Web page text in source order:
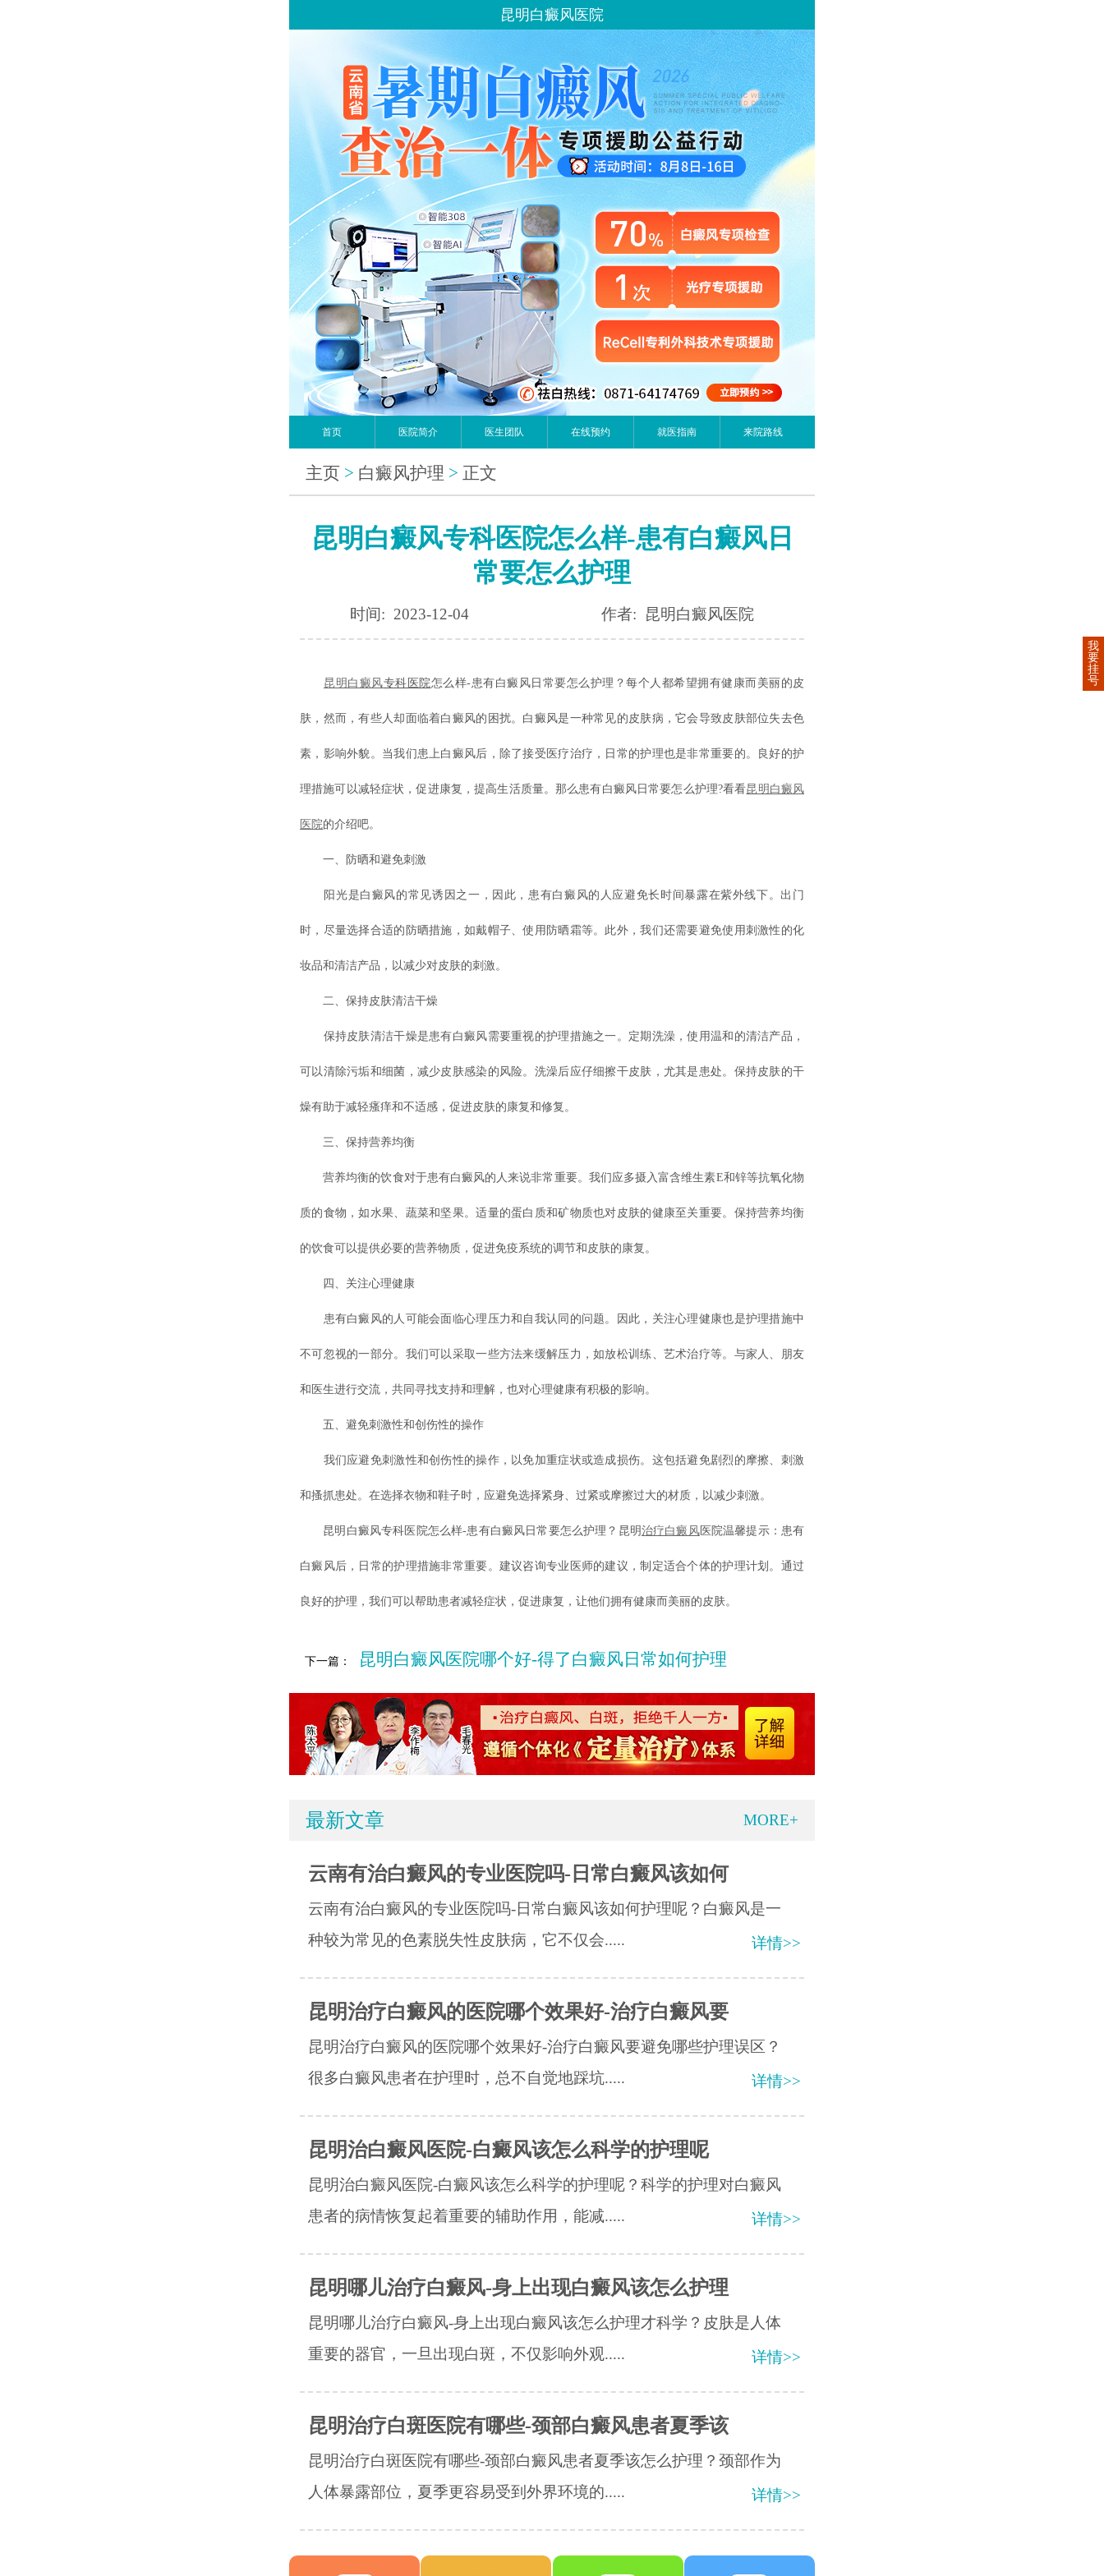
昆明白癜风医院
首页 医院简介 医生团队 在线预约 就医指南 来院路线
主页 > 白癜风护理 > 正文
昆明白癜风专科医院怎么样-患有白癜风日
常要怎么护理
时间: 2023-12-04 作者: 昆明白癜风医院
昆明 白癜风专科医院怎么样-患有白癜风日常要怎么护理？每个人都希望拥有健康而美丽的皮
肤，然而，有些人却面临着白癜风的困扰。白癜风是一种常见的皮肤病，它会导致皮肤部位失去色
素，影响外貌。当我们患上白癜风后，除了接受医疗治疗，日常的护理也是非常重要的。良好的护
理措施可以减轻症状，促进康复，提高生活质量。那么患有白癜风日常要怎么护理?看看昆明白癜风
医院的介绍吧。
一、防晒和避免刺激
阳光是白癜风的常见诱因之一，因此，患有白癜风的人应避免长时间暴露在紫外线下。出门
时，尽量选择合适的防晒措施，如戴帽子、使用防晒霜等。此外，我们还需要避免使用刺激性的化
妆品和清洁产品，以减少对皮肤的刺激。
二、保持皮肤清洁干燥
保持皮肤清洁干燥是患有白癜风需要重视的护理措施之一。定期洗澡，使用温和的清洁产品，
可以清除污垢和细菌，减少皮肤感染的风险。洗澡后应仔细擦干皮肤，尤其是患处。保持皮肤的干
燥有助于减轻瘙痒和不适感，促进皮肤的康复和修复。
三、保持营养均衡
营养均衡的饮食对于患有白癜风的人来说非常重要。我们应多摄入富含维生素E和锌等抗氧化物
质的食物，如水果、蔬菜和坚果。适量的蛋白质和矿物质也对皮肤的健康至关重要。保持营养均衡
的饮食可以提供必要的营养物质，促进免疫系统的调节和皮肤的康复。
四、关注心理健康
患有白癜风的人可能会面临心理压力和自我认同的问题。因此，关注心理健康也是护理措施中
不可忽视的一部分。我们可以采取一些方法来缓解压力，如放松训练、艺术治疗等。与家人、朋友
和医生进行交流，共同寻找支持和理解，也对心理健康有积极的影响。
五、避免刺激性和创伤性的操作
我们应避免刺激性和创伤性的操作，以免加重症状或造成损伤。这包括避免剧烈的摩擦、刺激
和搔抓患处。在选择衣物和鞋子时，应避免选择紧身、过紧或摩擦过大的材质，以减少刺激。
昆明白癜风专科医院怎么样-患有白癜风日常要怎么护理？昆明治疗白癜风医院温馨提示：患有
白癜风后，日常的护理措施非常重要。建议咨询专业医师的建议，制定适合个体的护理计划。通过
良好的护理，我们可以帮助患者减轻症状，促进康复，让他们拥有健康而美丽的皮肤。
下一篇： 昆明白癜风医院哪个好-得了白癜风日常如何护理
最新文章 MORE+
云南有治白癜风的专业医院吗-日常白癜风该如何
云南有治白癜风的专业医院吗-日常白癜风该如何护理呢？白癜风是一
种较为常见的色素脱失性皮肤病，它不仅会.....
详情>>
昆明治疗白癜风的医院哪个效果好-治疗白癜风要
昆明治疗白癜风的医院哪个效果好-治疗白癜风要避免哪些护理误区？
很多白癜风患者在护理时，总不自觉地踩坑.....
详情>>
昆明治白癜风医院-白癜风该怎么科学的护理呢
昆明治白癜风医院-白癜风该怎么科学的护理呢？科学的护理对白癜风
患者的病情恢复起着重要的辅助作用，能减.....
详情>>
昆明哪儿治疗白癜风-身上出现白癜风该怎么护理
昆明哪儿治疗白癜风-身上出现白癜风该怎么护理才科学？皮肤是人体
重要的器官，一旦出现白斑，不仅影响外观.....
详情>>
昆明治疗白斑医院有哪些-颈部白癜风患者夏季该
昆明治疗白斑医院有哪些-颈部白癜风患者夏季该怎么护理？颈部作为
人体暴露部位，夏季更容易受到外界环境的.....
详情>>
我
要
挂
号